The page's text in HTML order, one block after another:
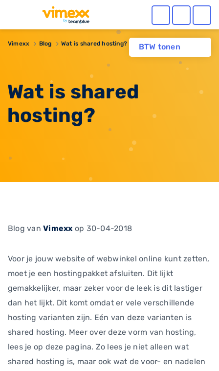
BTW tonen
Vimexx Blog Wat is shared hosting?
Wat is shared
hosting?
Blog vanVimexx op 30-04-2018
Voor je jouw website of webwinkel online kunt zetten,
moet je een hostingpakket afsluiten. Dit lijkt
gemakkelijker, maar zeker voor de leek is dit lastiger
dan het lijkt. Dit komt omdat er vele verschillende
hosting varianten zijn. Eén van deze varianten is
shared hosting. Meer over deze vorm van hosting,
lees je op deze pagina. Zo lees je niet alleen wat
shared hosting is, maar ook wat de voor- en nadelen